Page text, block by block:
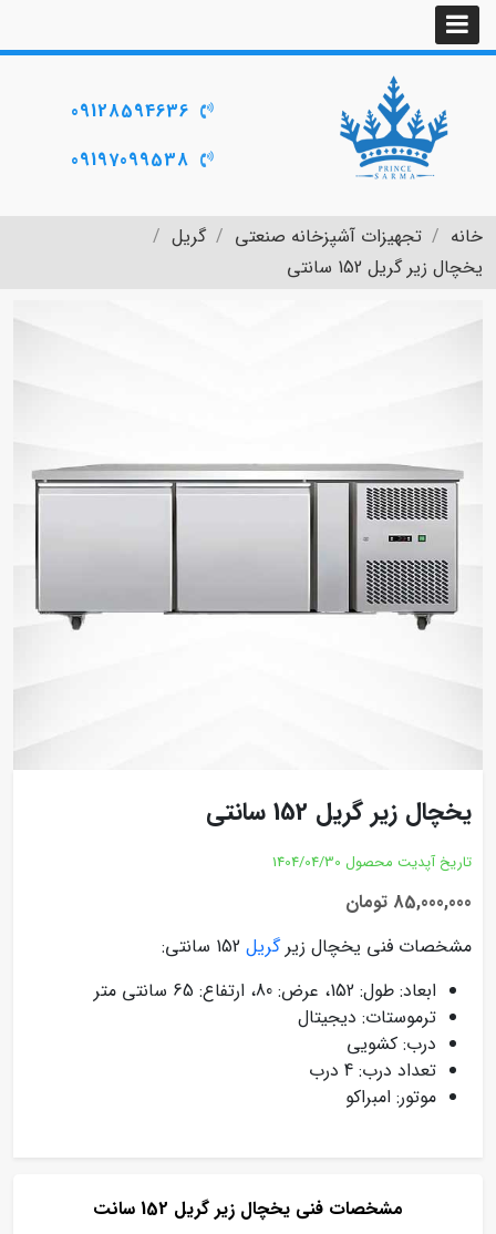
09128594636
09197099538
خانه تجهیزات آشپزخانه صنعتی
گریل
یخچال زیر گریل 152 سانتی
یخچال زیر گریل 152 سانتی
تاریخ آپدیت محصول 1404/04/30
85,000,000 تومان
مشخصات فنی یخچال زیرگریل
ابعاد: طول: 152، عرض: 80، ارتفاع: 65 سانتی متر
ترموستات: دیجیتال
درب: کشویی
تعداد درب: 4 درب
موتور: امبراکو
مشخصات فنی یخچال زیر گریل 152 سانت